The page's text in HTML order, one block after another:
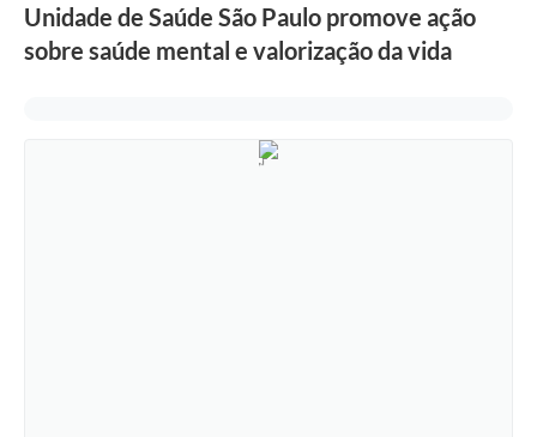
Unidade de Saúde São Paulo promove ação
sobre saúde mental e valorização da vida